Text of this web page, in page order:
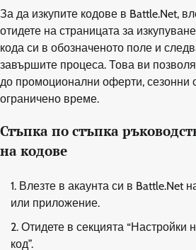
За да изкупите кодове в Battle.Net,
отидете на страницата за
кода си в обозначеното поле и
завършите процеса. Това ви
до промоционални оферти, сезонни
ограничено време.
Стъпка по стъпка
на кодове
Влезте в акаунта си в Battle.Net
или приложение.
Отидете в секцията “Настройки
код”.